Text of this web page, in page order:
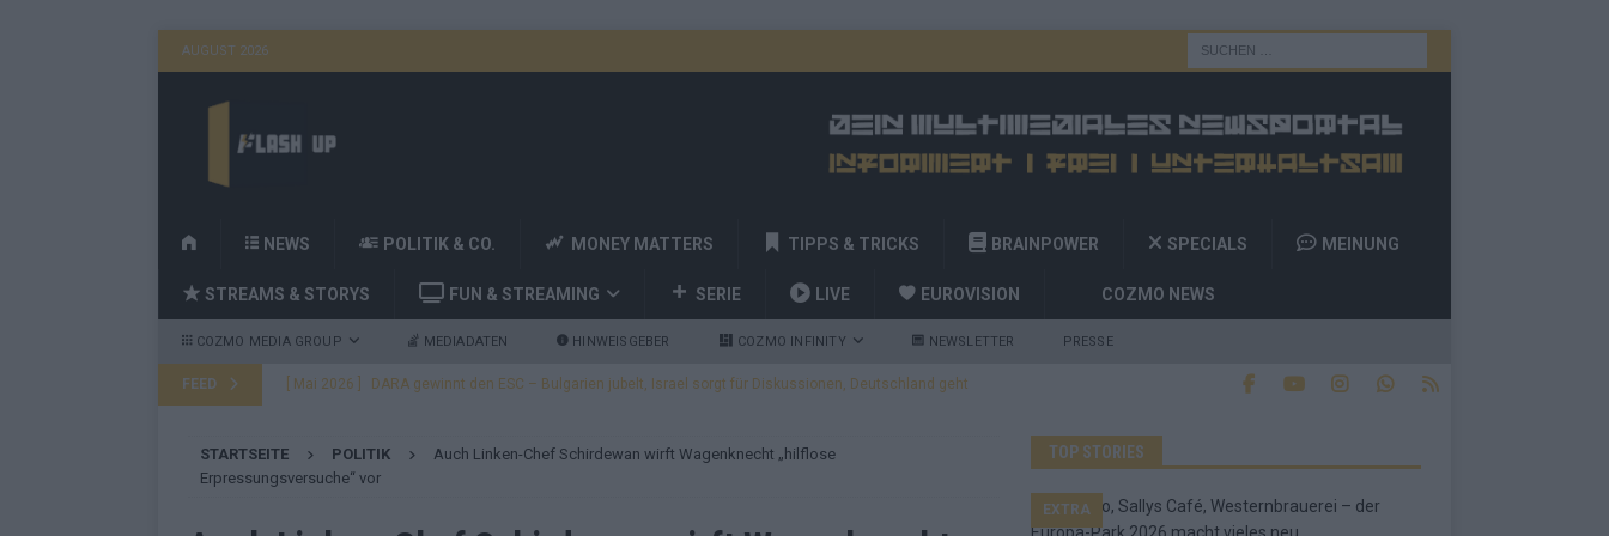
AUGUST 2026
H
M
E
NEWS POLITIK & CO. MONEY MATTERS TIPPS & TRICKS BRAINPOWER SPECIALS MEINUNG
STREAMS & STORYS FUN & STREAMING SERIE LIVE EUROVISION COZMO NEWS
COZMO MEDIA GROUP MEDIADATEN HINWEISGEBER COZMO INFINITY NEWSLETTER PRESSE
FEED [ Mai 2026 ] DARA gewinnt den ESC – Bulgarien jubelt, Israel sorgt für Diskussionen, Deutschland geht
[ Mai 2026 ] JJ, Lordi, Verka Serduchka und Billy Joel – das ESC-Finale wird eine Party
STARTSEITE POLITIK
Auch Linken-Chef Schirdewan wirft Wagenknecht „hilflose
Erpressungsversuche“ vor
TOP STORIES
EXTRA